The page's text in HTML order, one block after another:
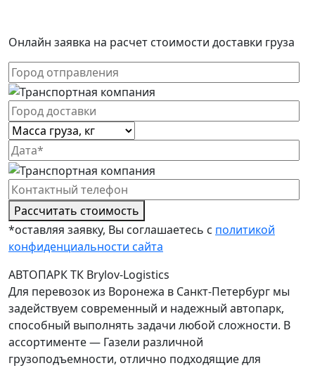
Онлайн заявка на расчет стоимости доставки груза
Рассчитать стоимость
*оставляя заявку, Вы соглашаетесь с политикой
конфиденциальности сайта
АВТОПАРК ТК Brylov-Logistics
Для перевозок из Воронежа в Санкт-Петербург мы
задействуем современный и надежный автопарк,
способный выполнять задачи любой сложности. В
ассортименте — Газели различной
грузоподъемности, отлично подходящие для